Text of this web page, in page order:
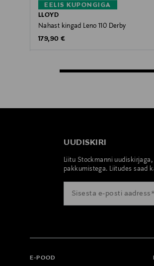
EELIS KUPONGIGA
LLOYD
Nahast kingad Leno 110 Derby
Original Price
179,90 €
UUDISKIRI
Liitu Stockmanni
pakkumistega. Liitudes saad
E-POOD